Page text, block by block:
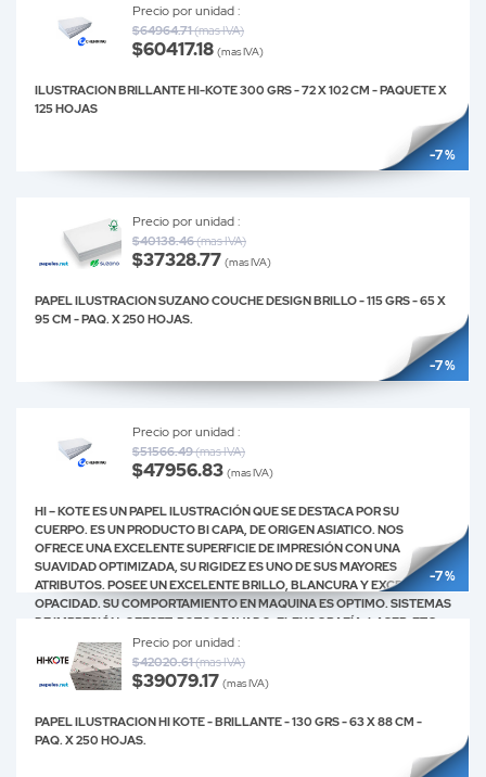
USOS Y APLICACIONES: ALMANAQUES, TARJETAS, BROCHURES,
REPORTES ANUALES, ETC.
-7 %
Precio por unidad :
$64964.71(mas IVA)
$60417.18 (mas IVA)
ILUSTRACION BRILLANTE HI-KOTE 300 GRS - 72 X 102 CM - PAQUETE X
125 HOJAS
-7 %
Precio por unidad :
$40138.46(mas IVA)
$37328.77 (mas IVA)
PAPEL ILUSTRACION SUZANO COUCHE DESIGN BRILLO - 115 GRS - 65 X
95 CM - PAQ. X 250 HOJAS.
-7 %
Precio por unidad :
$51566.49(mas IVA)
$47956.83 (mas IVA)
HI – KOTE ES UN PAPEL ILUSTRACIÓN QUE SE DESTACA POR SU
CUERPO. ES UN PRODUCTO BI CAPA, DE ORIGEN ASIATICO. NOS
OFRECE UNA EXCELENTE SUPERFICIE DE IMPRESIÓN CON UNA
SUAVIDAD OPTIMIZADA, SU RIGIDEZ ES UNO DE SUS MAYORES
ATRIBUTOS. POSEE UN EXCELENTE BRILLO, BLANCURA Y EXCELENTE
OPACIDAD. SU COMPORTAMIENTO EN MAQUINA ES OPTIMO. SISTEMAS
DE IMPRESIÓN: OFFSET, ROTOGRAVADO, FLEXOGRAFÍA, LASER, ETC.
USOS Y APLICACIONES: ALMANAQUES, TARJETAS, BROCHURES,
REPORTES ANUALES, ETC.
Precio por unidad :
$42020.61(mas IVA)
$39079.17 (mas IVA)
PAPEL ILUSTRACION HI KOTE - BRILLANTE - 130 GRS - 63 X 88 CM -
PAQ. X 250 HOJAS.